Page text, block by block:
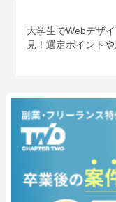
大学生でWebデザ
見！選定ポイント